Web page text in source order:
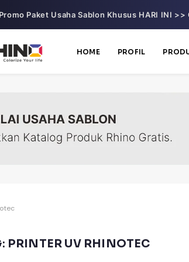
Promo Paket Usaha Sablon Khusus HARI INI
HOME PROFIL
PRINTER UV RHINOTEC